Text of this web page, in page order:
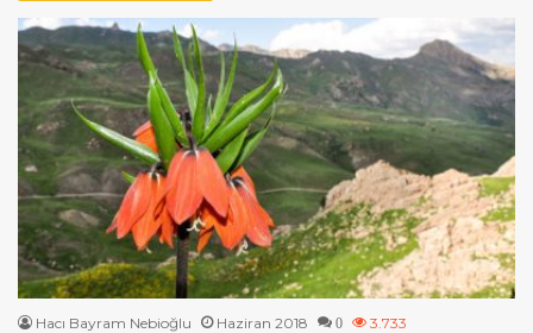
Hacı Bayram Nebioğlu Haziran 2018 0 3.733